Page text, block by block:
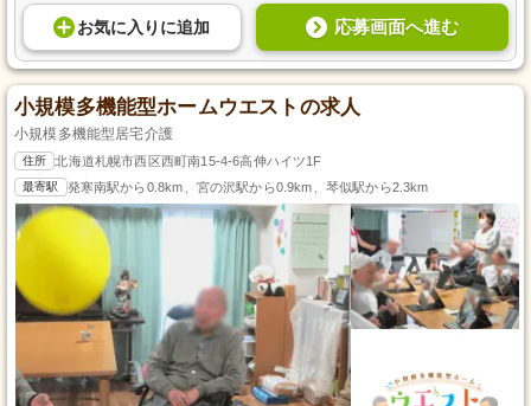
お気に入り に追加 応募画面へ進む
小規模多機能型ホームウエストの求人
小規模多機能型居宅介護
住所 北海道札幌市西区西町南15-4-6高伸ハイツ1F
最寄駅 発寒南駅から0.8km、宮の沢駅から0.9km、琴似駅から2.3km